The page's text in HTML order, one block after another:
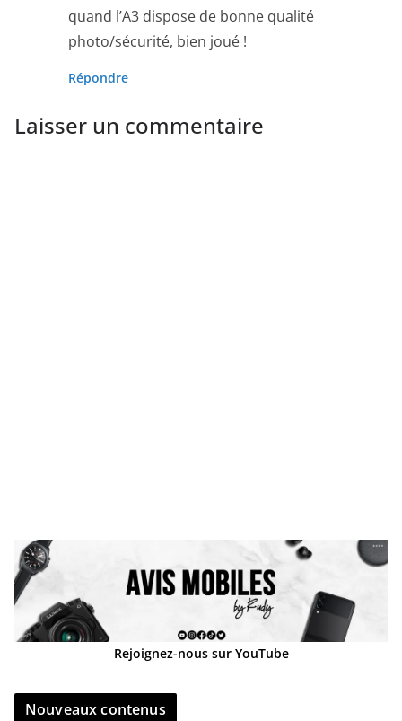
quand l’A3 dispose de bonne qualité
photo/sécurité, bien joué !
Répondre
Laisser un commentaire
Rejoignez-nous sur YouTube
Nouveaux contenus